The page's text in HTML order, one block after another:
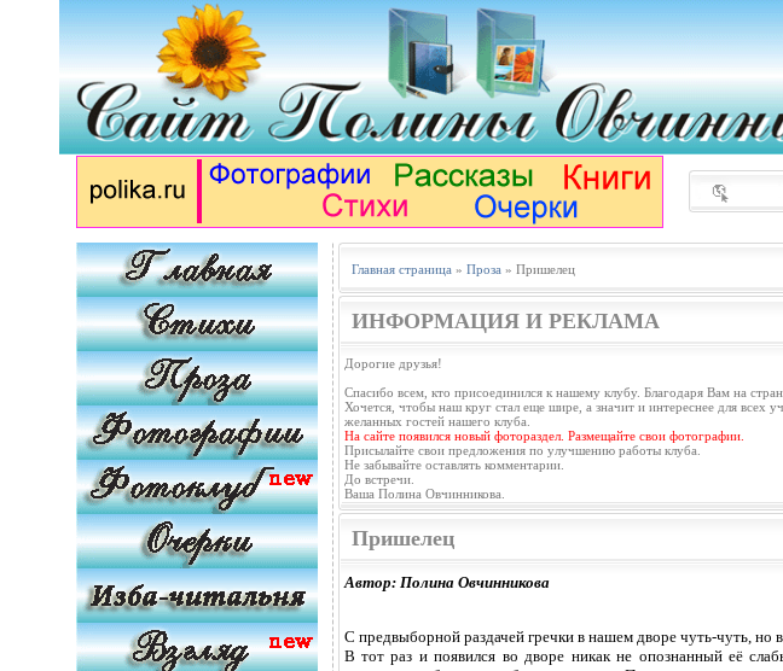
Главная страница » Проза » Пришелец
ИНФОРМАЦИЯ И РЕКЛАМА
Дорогие друзья!
Спасибо всем, кто присоединился к нашему клубу. Благодаря Вам на
Хочется, чтобы наш круг стал еще шире, а значит и интереснее для всех
желанных гостей нашего клуба.
На сайте появился новый фотораздел. Размещайте свои фотографии.
Присылайте свои предложения по улучшению работы клуба.
Не забывайте оставлять комментарии.
До встречи.
Ваша Полина Овчинникова.
Пришелец
Автор: Полина Овчинникова
С предвыборной раздачей гречки в нашем дворе чуть-чуть,
В тот раз и появился во дворе никак не опознанный её